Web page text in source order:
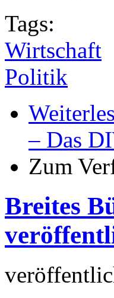
Tags:
Wirtschaft
Politik
– Das
Zum
Breites